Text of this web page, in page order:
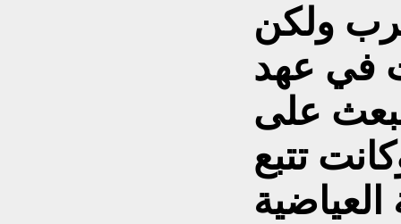
ولكن
في عهد
على
تتبع
العياضية